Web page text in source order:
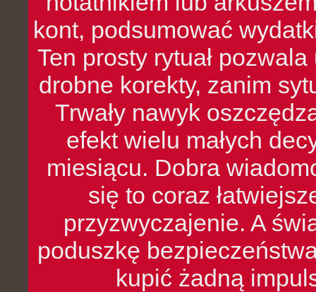
kont, podsumować
Ten prosty rytuał
drobne korekty, zanim
Trwały nawyk
efekt wielu małych
miesiącu. Dobra
się to coraz
przyzwyczajenie. A
poduszkę
kupić żadną